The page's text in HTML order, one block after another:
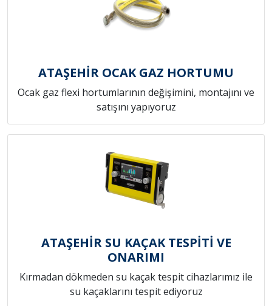
ATAŞEHİR OCAK GAZ HORTUMU
Ocak gaz flexi hortumlarının değişimini, montajını ve
satışını yapıyoruz
ATAŞEHİR SU KAÇAK TESPİTİ VE
ONARIMI
Kırmadan dökmeden su kaçak tespit cihazlarımız ile
su kaçaklarını tespit ediyoruz